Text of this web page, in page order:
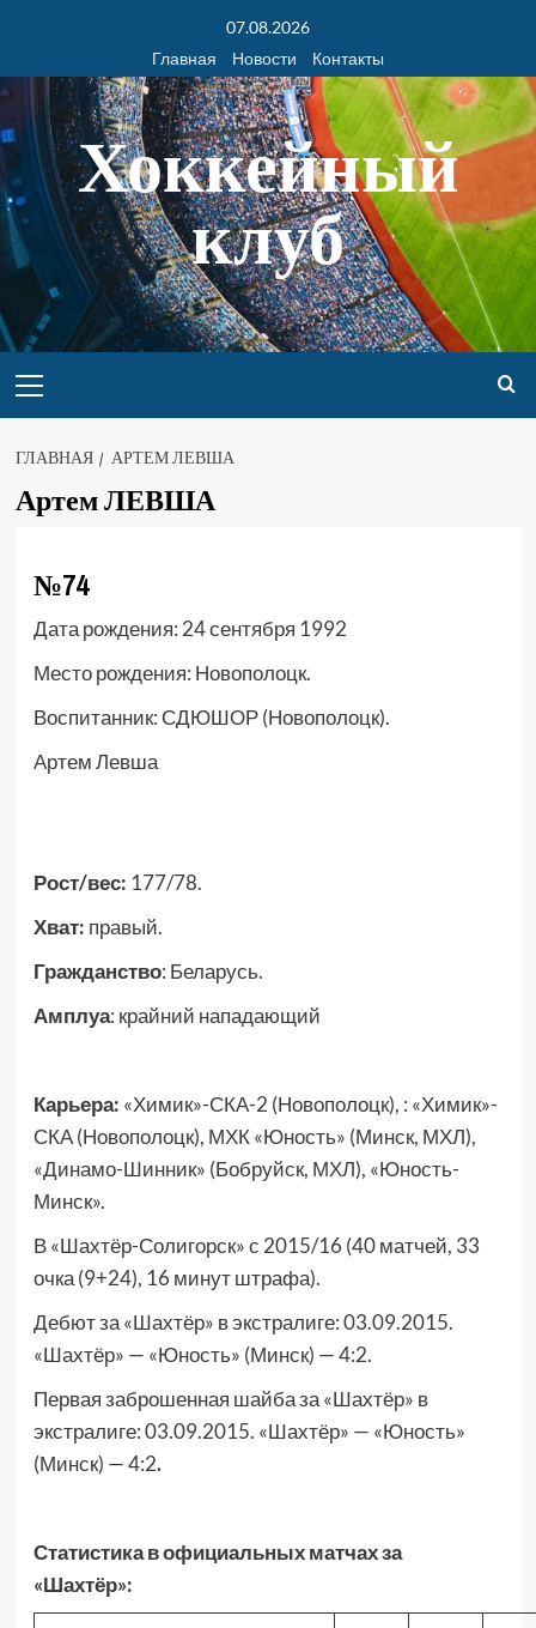
07.08.2026
Главная
Новости Контакты
Хоккейный
клуб
ГЛАВНАЯ АРТЕМ ЛЕВША
Артем ЛЕВША
№74
Дата рождения: 24 сентября 1992
Место рождения: Новополоцк.
Воспитанник: СДЮШОР (Новополоцк).
Артем Левша
Рост/вес: 177/78.
Хват: правый.
Гражданство: Беларусь.
Амплуа: крайний нападающий
Карьера: «Химик»-СКА-2 (Новополоцк), : «Химик»-
СКА (Новополоцк), МХК «Юность» (Минск, МХЛ),
«Динамо-Шинник» (Бобруйск, МХЛ), «Юность-
Минск».
В «Шахтёр-Солигорск» с 2015/16 (40 матчей, 33
очка (9+24), 16 минут штрафа).
Дебют за «Шахтёр» в экстралиге: 03.09.2015.
«Шахтёр» — «Юность» (Минск) — 4:2.
Первая заброшенная шайба за «Шахтёр» в
экстралиге: 03.09.2015. «Шахтёр» — «Юность»
(Минск) — 4:2.
Статистика в официальных матчах за
«Шахтёр»: